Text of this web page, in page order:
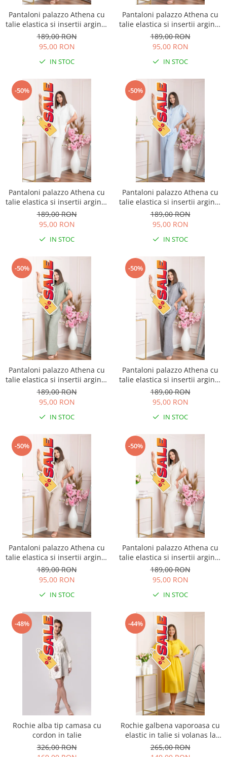
Pantaloni palazzo Athena cu
talie elastica si insertii argintii
- Roz pudrat
189,00 RON
95,00 RON
IN STOC
Pantaloni palazzo Athena cu
talie elastica si insertii argintii
- Lila
189,00 RON
95,00 RON
IN STOC
-50%
Pantaloni palazzo Athena cu
talie elastica si insertii argintii
- Alb
189,00 RON
95,00 RON
IN STOC
-50%
Pantaloni palazzo Athena cu
talie elastica si insertii argintii
- Bleu
189,00 RON
95,00 RON
IN STOC
-50%
Pantaloni palazzo Athena cu
talie elastica si insertii argintii
- Kaki
189,00 RON
95,00 RON
IN STOC
-50%
Pantaloni palazzo Athena cu
talie elastica si insertii argintii
- Gri
189,00 RON
95,00 RON
IN STOC
-50%
Pantaloni palazzo Athena cu
talie elastica si insertii argintii
- Bej
189,00 RON
95,00 RON
IN STOC
-50%
Pantaloni palazzo Athena cu
talie elastica si insertii argintii
- Ecru
189,00 RON
95,00 RON
IN STOC
-48%
Rochie alba tip camasa cu
cordon in talie
326,00 RON
-44%
Rochie galbena vaporoasa cu
elastic in talie si volanas la
decolteu Allegra
265,00 RON